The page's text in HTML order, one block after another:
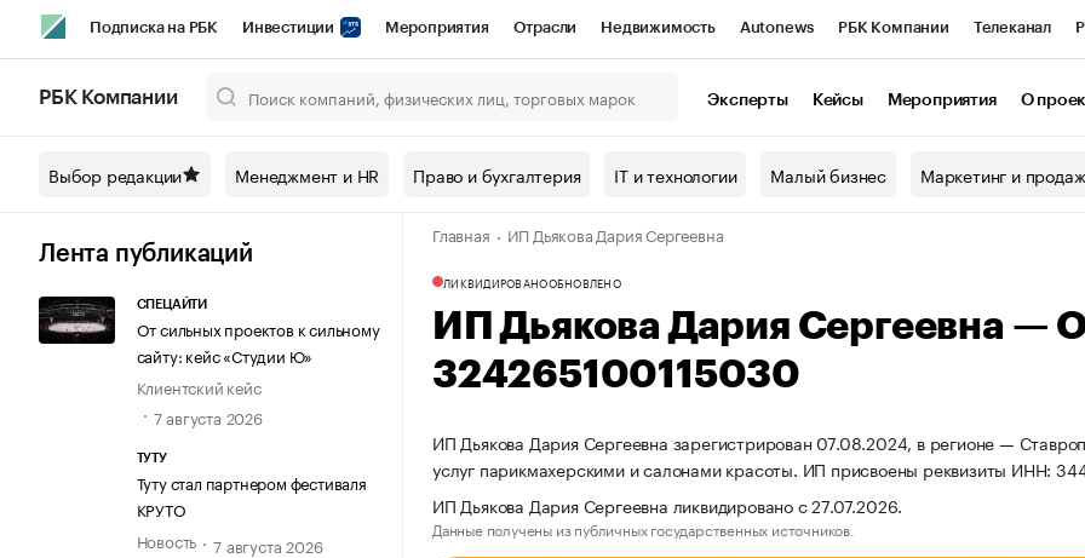
Подписка на РБК Инвестиции Мероприятия Отрасли Недвижимость Autonews РБК Компании Телеканал
Спецпроекты СПб Конференции СПб Спецпроекты Проверка контрагентов
Технологии и медиа Рынок наличной валюты
РБК Компании Эксперты Кейсы Мероприятия О
Выбор редакции Менеджмент и HR Право и бухгалтерия IT и технологии Малый бизнес Маркетинг и
Лента публикаций
СПЕЦАЙТИ
От сильных проектов к сильному
сайту: кейс «Студии Ю»
Клиентский кейс
7 августа 2026
ТУТУ
Туту стал партнером фестиваля
КРУТО
Новость
7 августа 2026
Главная ИП Дьякова Дария Сергеевна
ЛИКВИДИРОВАНООБНОВЛЕНО
ИП Дьякова Дария Сергеевна —
324265100115030
ИП Дьякова Дария Сергеевна зарегистрирован 07.08.2024, в регионе —
услуг парикмахерскими и салонами красоты. ИП присвоены реквизиты ИНН:
ИП Дьякова Дария Сергеевна ликвидировано с 27.07.2026.
Данные получены из публичных государственных источников.